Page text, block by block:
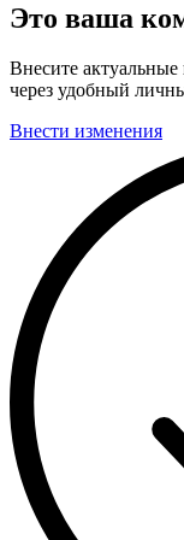
Это ваша
Внесите
через удобный
Внести изменения